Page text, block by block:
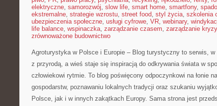
elektryczne, samorozwój, slow life, smart home, smartfony,
ekstremalne, strategie wzrostu, street food, styl życia, szkolenia
ubezpieczenia społeczne, usługi cyfrowe, VR, webinary,
life balance, wspinaczka, zarządzanie czasem, zarządzanie
zrównoważone budownictwo
Agroturystyka w Polsce i Europie – Blog turystyczny to serwis,
z przyrodą, a wieś staje się inspiracją do odkrywania świata w
człowiekowi rytmie. To blog poświęcony odpoczynkowi na łonie
gospodarstw, poznawaniu lokalnych tradycji oraz szukaniu
Polsce, jak i w innych zakątkach Europy. Sama strona jest